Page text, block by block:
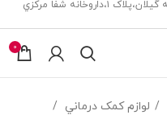
0
لوازم کمک درماني